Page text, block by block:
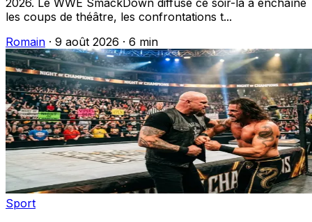
les coups de théâtre, les confrontations t...
Romain · 9 août 2026 · 6 min
Sport